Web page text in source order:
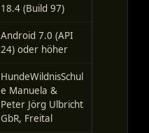
18.4 (Build 97)
Android 7.0 (API
24) oder höher
HundeWildnisSchul
e Manuela &
Peter Jörg Ulbricht
GbR, Freital